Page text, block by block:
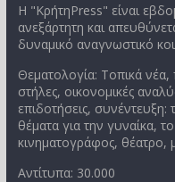
Η "ΚρήτηPress" είναι
ανεξάρτητη και
δυναμικό αναγνωστικό
Θεματολογία: Τοπικά νέα,
στήλες, οικονομικές
επιδοτήσεις,
θέματα για την γυναίκα,
κινηματογράφος, θέατρο,
Αντίτυπα: 30.000